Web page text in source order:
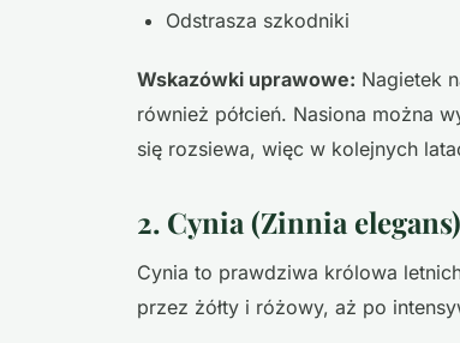
Odstrasza szkodniki
Wskazówki uprawowe: Nagietek
również półcień. Nasiona można
się rozsiewa, więc w kolejnych
2. Cynia (Zinnia
Cynia to prawdziwa królowa
przez żółty i różowy, aż po